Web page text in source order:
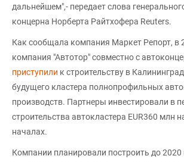
дальнейшем",- передает слова
концерна Норберта Райтхофера Reuters.
Как сообщала компания Маркет Репорт, в
компания "Автотор" совместно с
приступили к строительству в
будущего кластера полнопрофильных
производств. Партнеры инвестировали в
строительства автокластера EUR360 млн
началах.
Компании планировали построить до 2020